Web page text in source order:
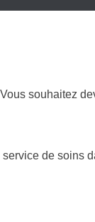
souhaitez
de soins